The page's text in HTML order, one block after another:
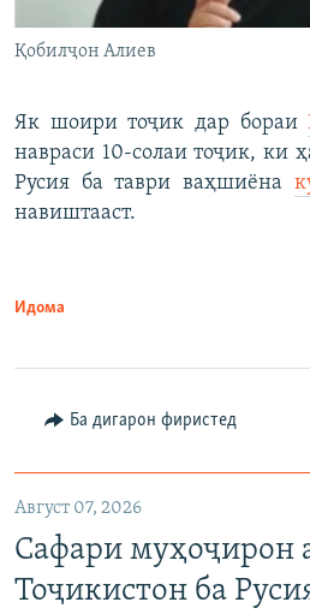
Қобилҷон Алиев
Як шоири тоҷик дар бораи
навраси 10-солаи тоҷик, ки
Русия ба таври ваҳшиёна
навиштааст.
Идома
Ба дигарон фиристед
Август 07, 2026
Сафари муҳоҷирон
Тоҷикистон ба